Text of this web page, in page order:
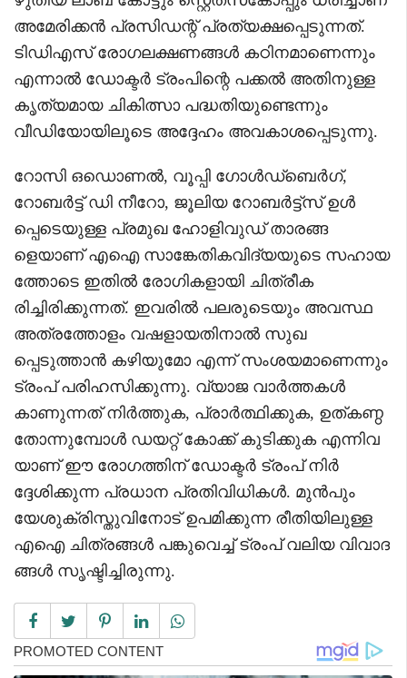
അമേരിക്കൻ പ്രസിഡന്റ് പ്രത്യക്ഷപ്പെടുന്നത്.
ടിഡിഎസ് രോഗലക്ഷണങ്ങൾ കഠിനമാണെന്നും
എന്നാൽ ഡോക്ടർ ട്രംപിന്റെ പക്കൽ അതിനുള്ള
കൃത്യമായ ചികിത്സാ പദ്ധതിയുണ്ടെന്നും
വീഡിയോയിലൂടെ അദ്ദേഹം അവകാശപ്പെടുന്നു.
റോസി ഒഡൊണൽ, വൂപ്പി ഗോൾഡ്ബെർഗ്,
റോബർട്ട് ഡി നീറോ, ജൂലിയ റോബർട്ട്സ് ഉൾ
പ്പെടെയുള്ള പ്രമുഖ ഹോളിവുഡ് താരങ്ങ
ളെയാണ് എഐ സാങ്കേതികവിദ്യയുടെ സഹായ
ത്തോടെ ഇതിൽ രോഗികളായി ചിത്രീക
രിച്ചിരിക്കുന്നത്. ഇവരിൽ പലരുടെയും അവസ്ഥ
അത്രത്തോളം വഷളായതിനാൽ സുഖ
പ്പെടുത്താൻ കഴിയുമോ എന്ന് സംശയമാണെന്നും
ട്രംപ് പരിഹസിക്കുന്നു. വ്യാജ വാർത്തകൾ
കാണുന്നത് നിർത്തുക, പ്രാർത്ഥിക്കുക, ഉത്കണ്ഠ
തോന്നുമ്പോൾ ഡയറ്റ് കോക്ക് കുടിക്കുക എന്നിവ
യാണ് ഈ രോഗത്തിന് ഡോക്ടർ ട്രംപ് നിർ
ദ്ദേശിക്കുന്ന പ്രധാന പ്രതിവിധികൾ. മുൻപും
യേശുക്രിസ്തുവിനോട് ഉപമിക്കുന്ന രീതിയിലുള്ള
എഐ ചിത്രങ്ങൾ പങ്കുവെച്ച് ട്രംപ് വലിയ വിവാദ
ങ്ങൾ സൃഷ്ടിച്ചിരുന്നു.